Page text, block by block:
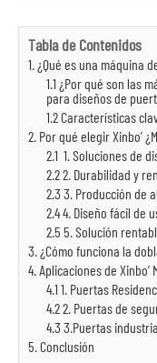
Tabla de Contenidos
1. ¿Qué es una máquina
1.1 ¿Por qué son las
para diseños de
1.2 Características
2. Por qué elegir Xinbo’
2.1 1. Soluciones de
2.2 2. Durabilidad y
2.3 3. Producción de
2.4 4. Diseño fácil de
2.5 5. Solución
3. ¿Cómo funciona la
4. Aplicaciones de
4.1 1. Puertas
4.2 2. Puertas de
4.3 3.Puertas
5. Conclusión